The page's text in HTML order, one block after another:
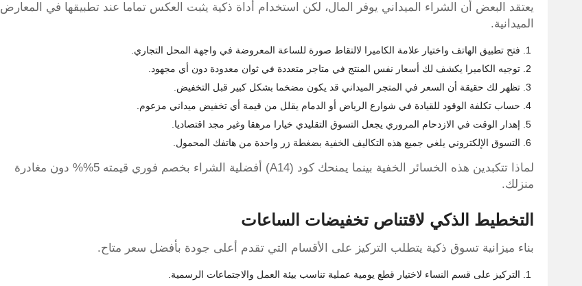
يعتقد البعض أن الشراء الميداني يوفر المال، لكن استخدام أداة ذكية يثبت العكس تماما عند تطبيقها في المعارض
الميدانية.
فتح تطبيق الهاتف واختيار علامة الكاميرا لالتقاط صورة للساعة المعروضة في واجهة المحل التجاري.
توجيه الكاميرا يكشف لك أسعار نفس المنتج في متاجر متعددة في ثوان معدودة دون أي مجهود.
تظهر لك حقيقة أن السعر في المتجر الميداني قد يكون مضخما بشكل كبير قبل التخفيض.
حساب تكلفة الوقود للقيادة في شوارع الرياض أو الدمام يقلل من قيمة أي تخفيض ميداني مزعوم.
إهدار الوقت في الازدحام المروري يجعل التسوق التقليدي خيارا مرهقا وغير مجد اقتصاديا.
التسوق الإلكتروني يلغي جميع هذه التكاليف الخفية بضغطة زر واحدة من هاتفك المحمول.
لماذا تتكبدين هذه الخسائر الخفية بينما يمنحك كود (A14) أفضلية الشراء بخصم فوري قيمته 5%% دون مغادرة
منزلك.
التخطيط الذكي لاقتناص تخفيضات الساعات
بناء ميزانية تسوق ذكية يتطلب التركيز على الأقسام التي تقدم أعلى جودة بأفضل سعر متاح.
التركيز على قسم النساء لاختيار قطع يومية عملية تناسب بيئة العمل والاجتماعات الرسمية.